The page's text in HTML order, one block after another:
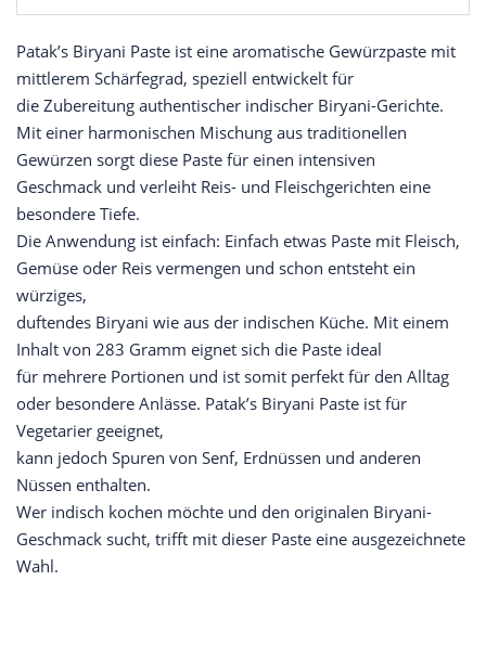
Patak’s Biryani Paste ist eine aromatische Gewürzpaste mit
mittlerem Schärfegrad, speziell entwickelt für
die Zubereitung authentischer indischer Biryani-Gerichte.
Mit einer harmonischen Mischung aus traditionellen
Gewürzen sorgt diese Paste für einen intensiven
Geschmack und verleiht Reis- und Fleischgerichten eine
besondere Tiefe.
Die Anwendung ist einfach: Einfach etwas Paste mit Fleisch,
Gemüse oder Reis vermengen und schon entsteht ein
würziges,
duftendes Biryani wie aus der indischen Küche. Mit einem
Inhalt von 283 Gramm eignet sich die Paste ideal
für mehrere Portionen und ist somit perfekt für den Alltag
oder besondere Anlässe. Patak’s Biryani Paste ist für
Vegetarier geeignet,
kann jedoch Spuren von Senf, Erdnüssen und anderen
Nüssen enthalten.
Wer indisch kochen möchte und den originalen Biryani-
Geschmack sucht, trifft mit dieser Paste eine ausgezeichnete
Wahl.